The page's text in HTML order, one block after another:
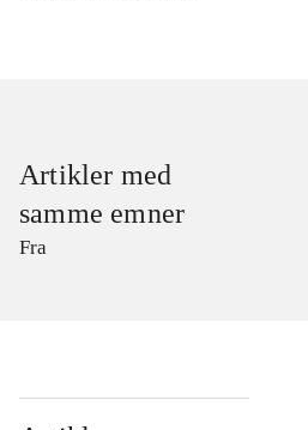
Artikler med
samme emner
Fra